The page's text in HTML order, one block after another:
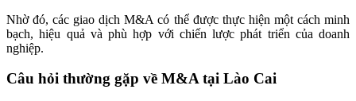
Nhờ đó, các giao dịch M&A có thể được thực hiện một cách minh
bạch, hiệu quả và phù hợp với chiến lược phát triển của doanh
nghiệp.
Câu hỏi thường gặp về M&A tại Lào Cai